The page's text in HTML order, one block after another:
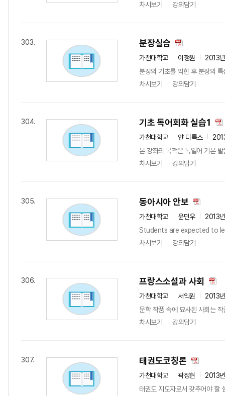
차시보기
강의담기
303. 분장실습
가천대학교 이정원
2013
분장의 기초를 익힌 후 분장의
차시보기
강의담기
304. 기초 독어회화 실습1
가천대학교 얀 디륵스
본 강좌의 목적은 독일어 기본
차시보기
강의담기
305. 동아시아 안보
가천대학교 윤민우
2013
Students are expected to
차시보기
강의담기
306. 프랑스소설과 사회
가천대학교 서익원
2013
문학 작품 속에 묘사된 사회는
차시보기
강의담기
307. 태권도코칭론
가천대학교 곽정현
2013
태권도 지도자로서 갖추어야 할